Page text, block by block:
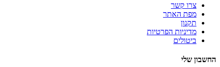
צרו קשר
מפת האתר
תקנון
מדיניות הפרטיות
ביטולים
החשבון שלי